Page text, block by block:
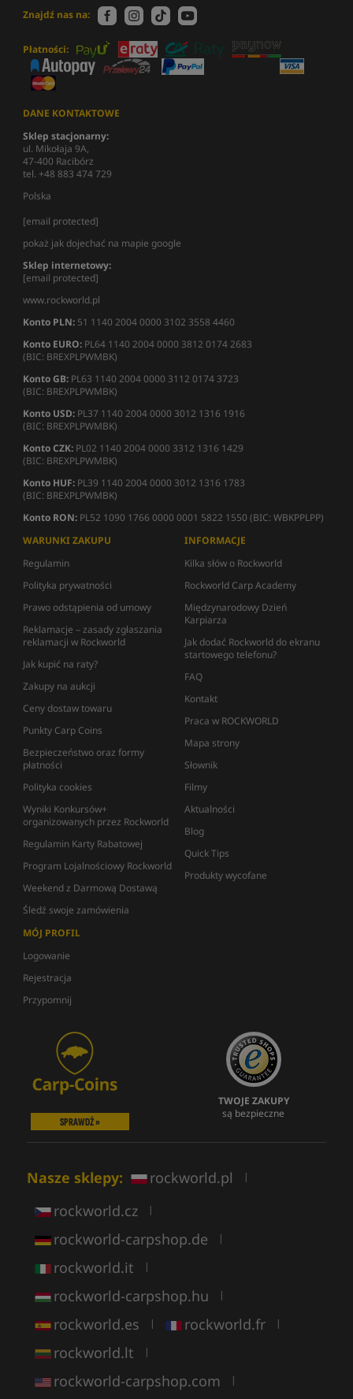
Znajdź nas na:
Płatności:
DANE KONTAKTOWE
Sklep stacjonarny:
ul. Mikołaja 9A,
47-400 Racibórz
tel. +48 883 474 729
Polska
[email protected]
pokaż jak dojechać na mapie google
Sklep internetowy:
[email protected]
www.rockworld.pl
Konto PLN: 51 1140 2004 0000 3102 3558 4460
Konto EURO: PL64 1140 2004 0000 3812 0174 2683
(BIC: BREXPLPWMBK)
Konto GB: PL63 1140 2004 0000 3112 0174 3723
(BIC: BREXPLPWMBK)
Konto USD: PL37 1140 2004 0000 3012 1316 1916
(BIC: BREXPLPWMBK)
Konto CZK: PL02 1140 2004 0000 3312 1316 1429
(BIC: BREXPLPWMBK)
Konto HUF: PL39 1140 2004 0000 3012 1316 1783
(BIC: BREXPLPWMBK)
Konto RON: PL52 1090 1766 0000 0001 5822 1550 (BIC: WBKPPLPP)
WARUNKI ZAKUPU
Regulamin
Polityka prywatności
Prawo odstąpienia od umowy
Reklamacje – zasady zgłaszania
reklamacji w Rockworld
Jak kupić na raty?
Zakupy na aukcji
Ceny dostaw towaru
Punkty Carp Coins
Bezpieczeństwo oraz formy
płatności
Polityka cookies
Wyniki Konkursów+
organizowanych przez Rockworld
Regulamin Karty Rabatowej
Program Lojalnościowy Rockworld
Weekend z Darmową Dostawą
Śledź swoje zamówienia
INFORMACJE
Kilka słów o Rockworld
Rockworld Carp Academy
Międzynarodowy Dzień
Karpiarza
Jak dodać Rockworld do ekranu
startowego telefonu?
FAQ
Kontakt
Praca w ROCKWORLD
Mapa strony
Słownik
Filmy
Aktualności
Blog
Quick Tips
Produkty wycofane
MÓJ PROFIL
Logowanie
Rejestracja
Przypomnij
SPRAWDŹ »
TWOJE ZAKUPY
są bezpieczne
Nasze sklepy: rockworld.pl |
rockworld.cz |
rockworld-carpshop.de |
rockworld.it |
rockworld-carpshop.hu |
rockworld.es | rockworld.fr |
rockworld.lt |
rockworld-carpshop.com |